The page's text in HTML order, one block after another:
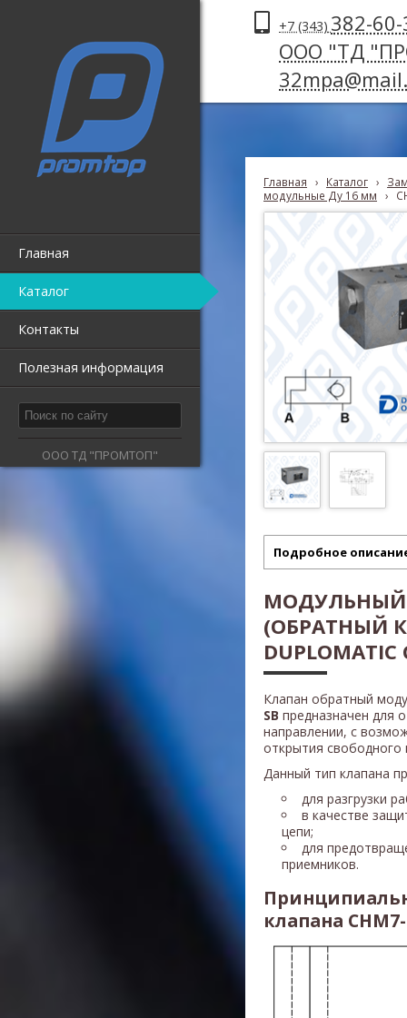
Главная
Каталог
Контакты
Полезная информация
ООО ТД "ПРОМТОП"
+7 (343) 382-
ООО "ТД
Главная › Каталог ›
модульные Ду 16 мм
›
Подробное
(ОБРАТНЫЙ
DUPLOMATIC
Клапан обратный
SB предназначен для
направлении, с
открытия
Данный тип клапана
для разгрузки
в качестве
цепи;
для
приемников.
клапана